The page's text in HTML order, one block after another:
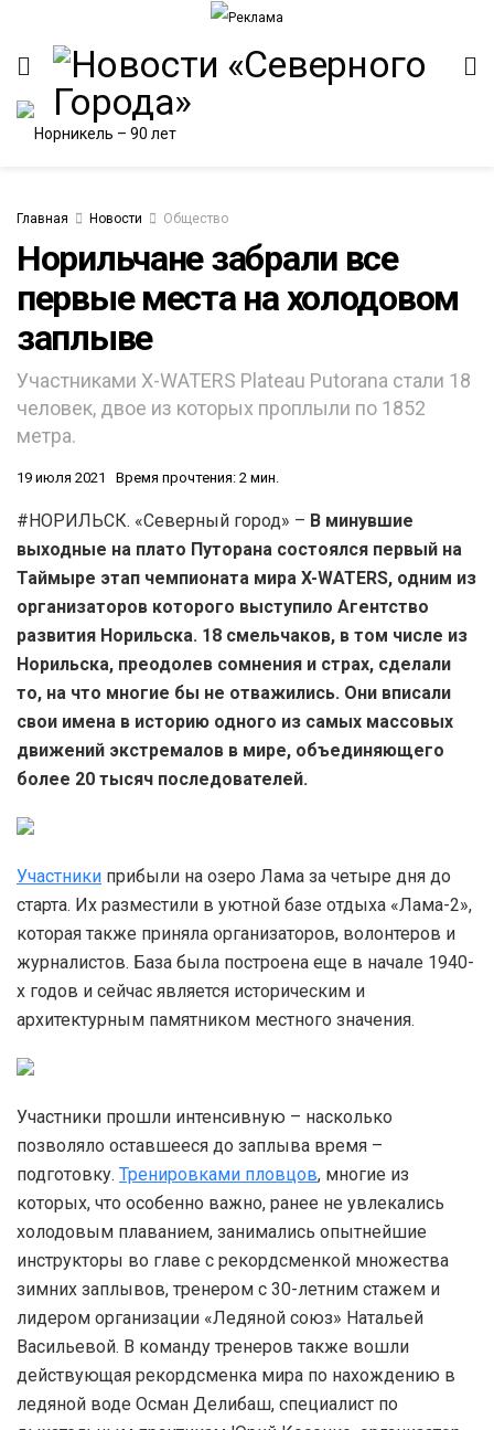
Главная Новости Общество
Норильчане забрали все
первые места на холодовом
заплыве
Участниками X-WATERS Plateau Putorana стали 18
человек, двое из которых проплыли по 1852
метра.
19 июля 2021 Время прочтения: 2 мин.
#НОРИЛЬСК. «Северный город» – В минувшие
выходные на плато Путорана состоялся первый на
Таймыре этап чемпионата мира X-WATERS, одним из
организаторов которого выступило Агентство
развития Норильска. 18 смельчаков, в том числе из
Норильска, преодолев сомнения и страх, сделали
то, на что многие бы не отважились. Они вписали
свои имена в историю одного из самых массовых
движений экстремалов в мире, объединяющего
более 20 тысяч последователей.
Участники прибыли на озеро Лама за четыре дня до
старта. Их разместили в уютной базе отдыха «Лама-2»,
которая также приняла организаторов, волонтеров и
журналистов. База была построена еще в начале 1940-
х годов и сейчас является историческим и
архитектурным памятником местного значения.
Участники прошли интенсивную – насколько
позволяло оставшееся до заплыва время –
подготовку. Тренировками пловцов, многие из
которых, что особенно важно, ранее не увлекались
холодовым плаванием, занимались опытнейшие
инструкторы во главе с рекордсменкой множества
зимних заплывов, тренером с 30-летним стажем и
лидером организации «Ледяной союз» Натальей
Васильевой. В команду тренеров также вошли
действующая рекордсменка мира по нахождению в
ледяной воде Осман Делибаш, специалист по